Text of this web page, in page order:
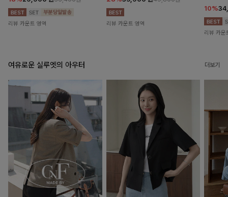
리뷰 카운트 영역 리뷰 카운트 영역
10%
리뷰 카운
여유로운 실루엣의 아우터 더보기